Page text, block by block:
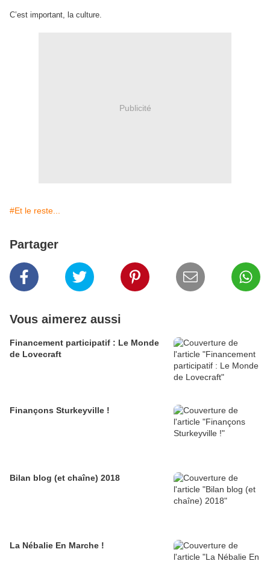
C’est important, la culture.
Publicité
#Et le reste...
Partager
Vous aimerez aussi
Financement participatif : Le Monde
de Lovecraft
Finançons Sturkeyville !
Bilan blog (et chaîne) 2018
La Nébalie En Marche !